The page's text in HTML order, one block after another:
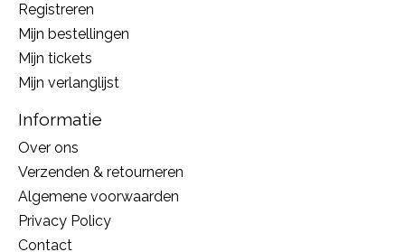
Registreren
Mijn bestellingen
Mijn tickets
Mijn verlanglijst
Informatie
Over ons
Verzenden & retourneren
Algemene voorwaarden
Privacy Policy
Contact